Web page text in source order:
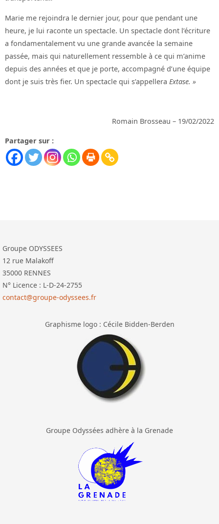
Marie me rejoindra le dernier jour, pour que pendant une
heure, je lui raconte un spectacle. Un spectacle dont l’écriture
a fondamentalement vu une grande avancée la semaine
passée, mais qui naturellement ressemble à ce qui m’anime
depuis des années et que je porte, accompagné d’une équipe
dont je suis très fier. Un spectacle qui s’appellera Extase. »
Romain Brosseau – 19/02/2022
Partager sur :
Groupe ODYSSEES
12 rue Malakoff
35000 RENNES
N° Licence : L-D-24-2755
contact@groupe-odyssees.fr
Graphisme logo : Cécile Bidden-Berden
Groupe Odyssées adhère à la Grenade